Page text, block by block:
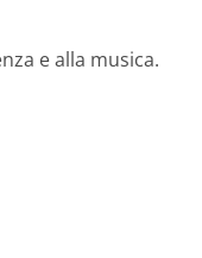
e alla musica.